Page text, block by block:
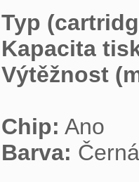
Typ
Kapacita
Výtěžnost
Chip:
Barva: Černá